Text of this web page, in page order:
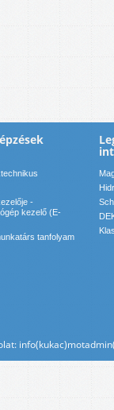
-
kezelő (E-
tanfolyam